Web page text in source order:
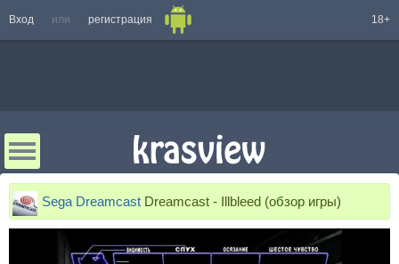
Вход или регистрация 18+
Sega Dreamcast Dreamcast - Illbleed (обзор игры)